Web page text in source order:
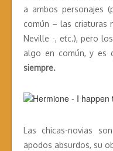
a ambos personajes
común – las criaturas
Neville -, etc.), pero
algo en común, y es
siempre.
Las chicas-novias
apodos absurdos, su